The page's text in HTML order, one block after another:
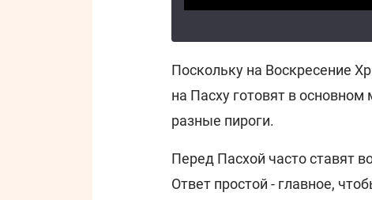
Поскольку на Воскресение
на Пасху готовят в
разные пироги.
Перед Пасхой часто ставят
Ответ простой - главное,